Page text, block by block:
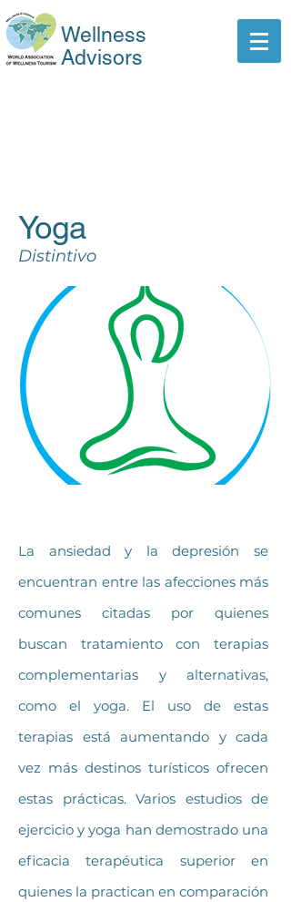
Wellness
Advisors
Yoga
Distintivo
La ansiedad y la depresión se
encuentran entre las afecciones más
comunes citadas por quienes
buscan tratamiento con terapias
complementarias y alternativas,
como el yoga. El uso de estas
terapias está aumentando y cada
vez más destinos turísticos ofrecen
estas prácticas. Varios estudios de
ejercicio y yoga han demostrado una
eficacia terapéutica superior en
quienes la practican en comparación